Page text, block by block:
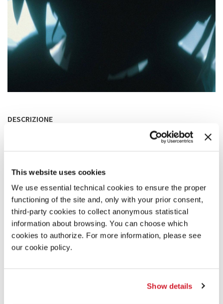
This website uses cookies
We use essential technical cookies to ensure the proper
functioning of the site and, only with your prior consent,
third-party cookies to collect anonymous statistical
information about browsing. You can choose which
cookies to authorize. For more information, please see
our cookie policy.
Show details
DESCRIZIONE
, is an "archive" of XR Live "CUE",
performed in NEWVIEW FEST 2021 at Shibuya PARCO, Japan,
in both VR and reality: a DJ mix by 0b4k3 and a visual/lighting
performance by phi16, which connected the two realms with
a perfect sync.
We sampled, edited, and reconstructed the original to create
a new and fresh experience, "CUE [Archive]". It also features a
new edit of 0b4k3's track "ow", "ow (2022-edit)".
CUE [Archive]" is also available on the STYLY platform. You
can enjoy the experience there on your browser, smartphone,
or VR headset.